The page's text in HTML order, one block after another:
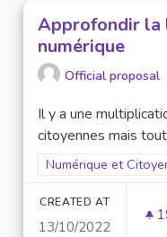
Approfondir la
numérique
Official proposal
Il y a une
citoyennes mais tout
Filter results for
Numérique et
CREATED AT
13/10/2022